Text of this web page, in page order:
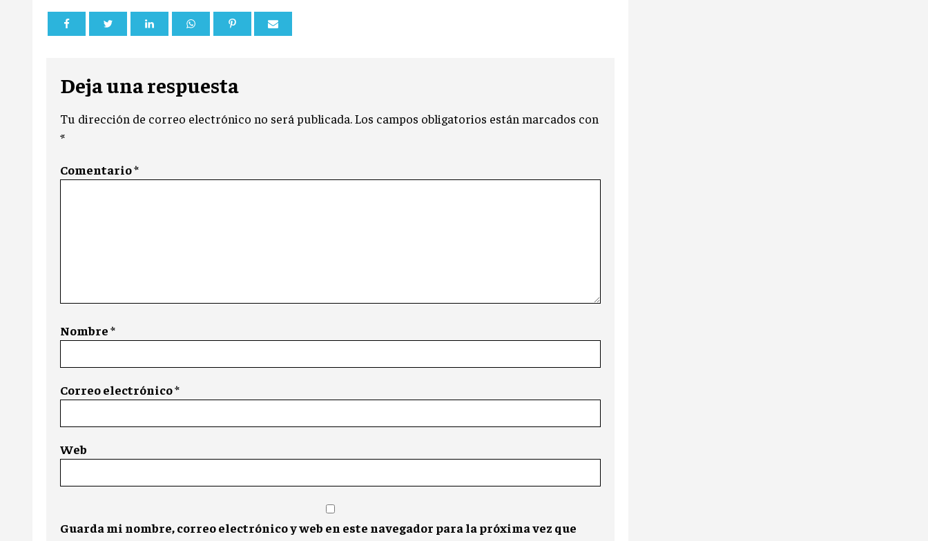
Deja una respuesta
Tu dirección de correo electrónico no será publicada.Los campos obligatorios están marcados con
*
Comentario*
Nombre*
Correo electrónico*
Web
Guarda mi nombre, correo electrónico y web en este navegador para la próxima vez que